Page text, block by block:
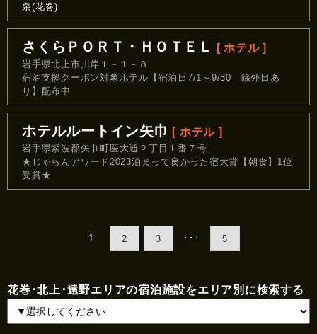
泉(花巻)
さくらＰＯＲＴ・ＨＯＴＥＬ [ ホテル ]
岩手県北上市川岸１－１－８
宿泊支援クーポン対象ホテル【宿泊日7/1～9/30 除外日あ
り】配布中
ホテルルートイン矢巾 [ ホテル ]
岩手県紫波郡矢巾町医大通２丁目１番７号
★じゃらんアワード2023泊まって良かった宿大賞【朝食】1位
受賞★
1 2 3 ･･･ 5
花巻･北上･遠野エリアの宿泊施設をエリア別に検索する